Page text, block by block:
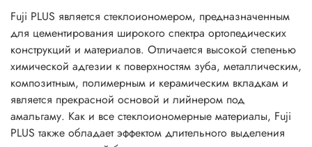
Fuji PLUS является стеклоиономером, предназначенным
для цементирования широкого спектра ортопедических
конструкций и материалов. Отличается высокой степенью
химической адгезии к поверхностям зуба, металлическим,
композитным, полимерным и керамическим вкладкам и
является прекрасной основой и лийнером под
амальгаму. Как и все стеклоиономерные материалы, Fuji
PLUS также обладает эффектом длительного выделения